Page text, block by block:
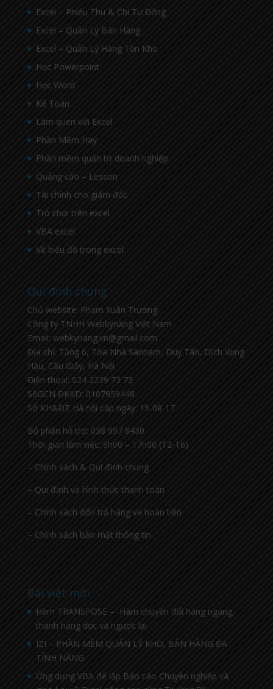
Excel – Phiếu Thu & Chi Tự Động
Excel – Quản Lý Bán Hàng
Excel – Quản Lý Hàng Tồn Kho
Học Powerpoint
Học Word
Kế Toán
Làm quen với Excel
Phần Mềm Hay
Phần mềm quản trị doanh nghiệp
Quảng cáo – Lesson
Tài chính cho giám đốc
Trò chơi trên excel
VBA excel
Vẽ biểu đồ trong excel
Qui định chung
Chủ website: Phạm Xuân Trường
Công ty TNHH Webkynang Việt Nam
Email: webkynang.vn@gmail.com
Địa chỉ: Tầng 6, Tòa Nhà Sannam, Duy Tân, Dịch Vọng
Hậu, Cầu Giấy, Hà Nội
Điện thoại: 024 2239 73 73
SốGCN ĐKKD: 0107959448
Sở KH&ĐT Hà nội cấp ngày: 15-08-17
Bộ phận hỗ trợ: 038 997 8430
Thời gian làm việc: 9h00 – 17h00 (T2-T6)
– Chính sách & Qui định chung
– Qui định và hình thức thanh toán
– Chính sách đổi/ trả hàng và hoàn tiền
– Chính sách bảo mật thông tin
Bài viết mới
Hàm TRANSPOSE – Hàm chuyển đổi hàng ngang,
thành hàng dọc và ngược lại
IZI – PHẦN MỀM QUẢN LÝ KHO, BÁN HÀNG ĐA
TÍNH NĂNG
Ứng dụng VBA để lập Báo cáo Chuyên nghiệp và